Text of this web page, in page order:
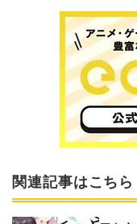
関連記事はこちら